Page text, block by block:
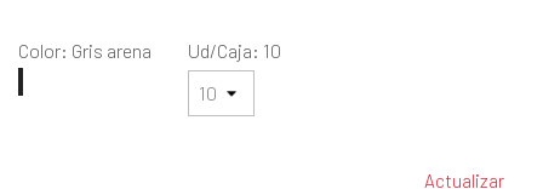
Color: Gris arena
Ud/Caja: 10